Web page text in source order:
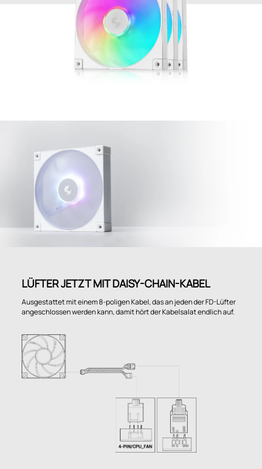
LÜFTER JETZT MIT DAISY-CHAIN-KABEL
Ausgestattet mit einem 8-poligen Kabel, das an jeden der FD-Lüfter
angeschlossen werden kann, damit hört der Kabelsalat endlich auf.